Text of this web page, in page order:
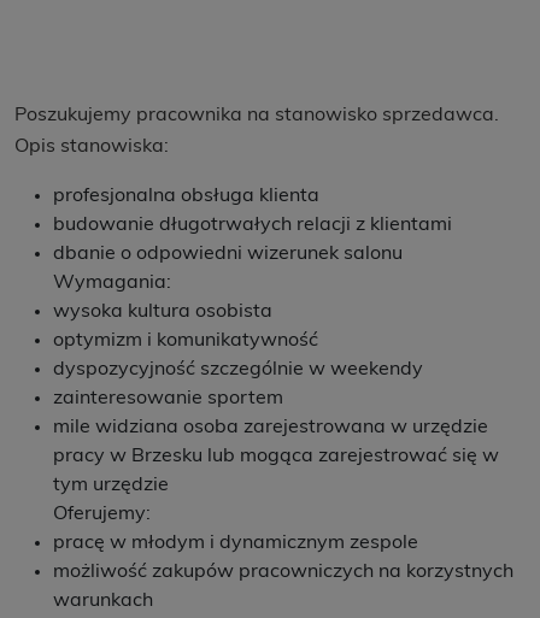
Poszukujemy pracownika na stanowisko sprzedawca.
Opis stanowiska:
profesjonalna obsługa klienta
budowanie długotrwałych relacji z klientami
dbanie o odpowiedni wizerunek salonu
Wymagania:
wysoka kultura osobista
optymizm i komunikatywność
dyspozycyjność szczególnie w weekendy
zainteresowanie sportem
mile widziana osoba zarejestrowana w urzędzie
pracy w Brzesku lub mogąca zarejestrować się w
tym urzędzie
Oferujemy:
pracę w młodym i dynamicznym zespole
możliwość zakupów pracowniczych na korzystnych
warunkach